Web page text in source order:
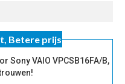
Betere prijs
Sony VAIO VPCSB16FA/B,